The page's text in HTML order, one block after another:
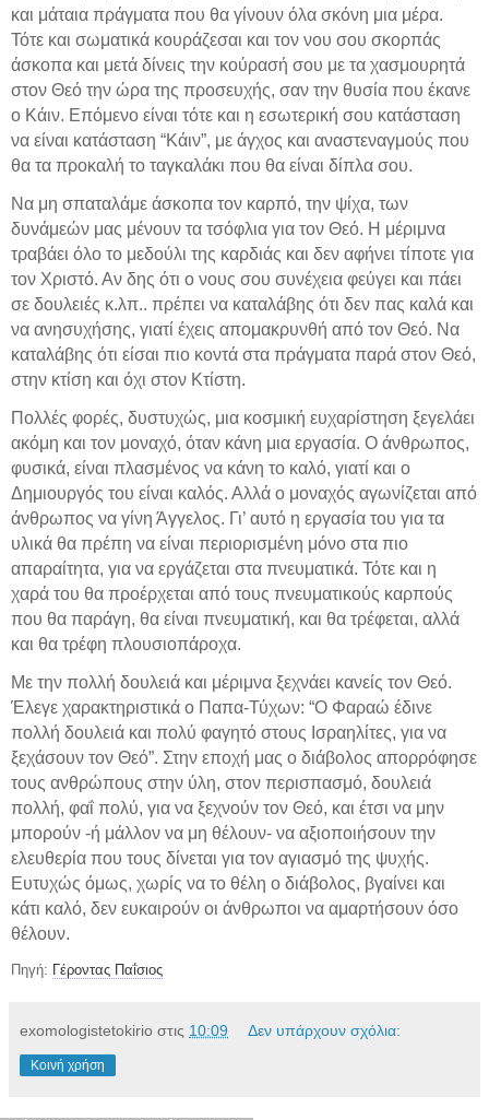
και μάταια πράγματα που θα γίνουν όλα σκόνη μια μέρα.
Τότε και σωματικά κουράζεσαι και τον νου σου σκορπάς
άσκοπα και μετά δίνεις την κούρασή σου με τα χασμουρητά
στον Θεό την ώρα της προσευχής, σαν την θυσία που έκανε
ο Κάιν. Επόμενο είναι τότε και η εσωτερική σου κατάσταση
να είναι κατάσταση “Κάιν”, με άγχος και αναστεναγμούς που
θα τα προκαλή το ταγκαλάκι που θα είναι δίπλα σου.
Να μη σπαταλάμε άσκοπα τον καρπό, την ψίχα, των
δυνάμεών μας μένουν τα τσόφλια για τον Θεό. Η μέριμνα
τραβάει όλο το μεδούλι της καρδιάς και δεν αφήνει τίποτε για
τον Χριστό. Αν δης ότι ο νους σου συνέχεια φεύγει και πάει
σε δουλειές κ.λπ.. πρέπει να καταλάβης ότι δεν πας καλά και
να ανησυχήσης, γιατί έχεις απομακρυνθή από τον Θεό. Να
καταλάβης ότι είσαι πιο κοντά στα πράγματα παρά στον Θεό,
στην κτίση και όχι στον Κτίστη.
Πολλές φορές, δυστυχώς, μια κοσμική ευχαρίστηση ξεγελάει
ακόμη και τον μοναχό, όταν κάνη μια εργασία. Ο άνθρωπος,
φυσικά, είναι πλασμένος να κάνη το καλό, γιατί και ο
Δημιουργός του είναι καλός. Αλλά ο μοναχός αγωνίζεται από
άνθρωπος να γίνη Άγγελος. Γι’ αυτό η εργασία του για τα
υλικά θα πρέπη να είναι περιορισμένη μόνο στα πιο
απαραίτητα, για να εργάζεται στα πνευματικά. Τότε και η
χαρά του θα προέρχεται από τους πνευματικούς καρπούς
που θα παράγη, θα είναι πνευματική, και θα τρέφεται, αλλά
και θα τρέφη πλουσιοπάροχα.
Με την πολλή δουλειά και μέριμνα ξεχνάει κανείς τον Θεό.
Έλεγε χαρακτηριστικά ο Παπα-Τύχων: “Ο Φαραώ έδινε
πολλή δουλειά και πολύ φαγητό στους Ισραηλίτες, για να
ξεχάσουν τον Θεό”. Στην εποχή μας ο διάβολος απορρόφησε
τους ανθρώπους στην ύλη, στον περισπασμό, δουλειά
πολλή, φαΐ πολύ, για να ξεχνούν τον Θεό, και έτσι να μην
μπορούν -ή μάλλον να μη θέλουν- να αξιοποιήσουν την
ελευθερία που τους δίνεται για τον αγιασμό της ψυχής.
Ευτυχώς όμως, χωρίς να το θέλη ο διάβολος, βγαίνει και
κάτι καλό, δεν ευκαιρούν οι άνθρωποι να αμαρτήσουν όσο
θέλουν.
Πηγή: Γέροντας Παΐσιος
exomologistetokirio στις 10:09 Δεν υπάρχουν σχόλια:
Κοινή χρήση